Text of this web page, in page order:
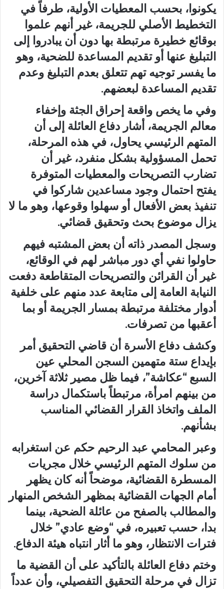
يكونوا، بحسب المعطيات الأولية، طرفاً في
التخطيط الأصلي للجريمة، غير أنهم علموا
بوقائع خطيرة مرتبطة بها دون أن يبادروا إلى
التبليغ عنها أو تقديم المساعدة للضحية، وهو
ما يفسر توجيه تهم تتعلق بعدم التبليغ وعدم
تقديم المساعدة لبعضهم.
وفي ما يخص واقعة إحراق الجثة وإخفاء
معالم الجريمة، أشار دفاع العائلة إلى أن
المتهم الرئيسي يحاول، في هذه المرحلة،
تحمل المسؤولية بشكل منفرد، غير أن
تضارب التصريحات والمعطيات المتوفرة
يفتح احتمال وجود مساعدين شاركوا في
تنفيذ بعض الأفعال أو سهلوا وقوعها، وهو ما لا
يزال موضوع بحث وتحقيق قضائي.
وسجل المصدر ذاته أن بعض المشتبه فيهم
حاولوا نفي أي دور مباشر لهم في الوقائع،
غير أن القرائن والتصريحات المتقاطعة دفعت
النيابة العامة إلى متابعة عدد منهم على خلفية
أدوار مختلفة مرتبطة بمسار الجريمة أو بما
أعقبها من تصرفات.
وكشف دفاع الأسرة أن قاضي التحقيق أمر
بإيداع ستة متهمين السجن المحلي عين
السبع “عكاشة”، فيما ظل مصير ثلاثة آخرين،
من بينهم امرأة، مرتبطاً باستكمال دراسة
الملف واتخاذ القرار القضائي المناسب
بشأنهم.
وعبر المحامي عبد الرحيم حكم عن استغرابه
من سلوك المتهم الرئيسي خلال مجريات
المسطرة القضائية، موضحاً أنه كان يظهر
أمام الجهات القضائية بمظهر الشخص المنهار
والمطالب بالصفح من عائلة الضحية، بينما
بدا، حسب تعبيره، في “وضع عادي” خلال
فترات الانتظار، وهو ما أثار انتباه هيئة الدفاع.
وختم دفاع العائلة بالتأكيد على أن القضية ما
تزال في مرحلة التحقيق التفصيلي، وأن عدداً